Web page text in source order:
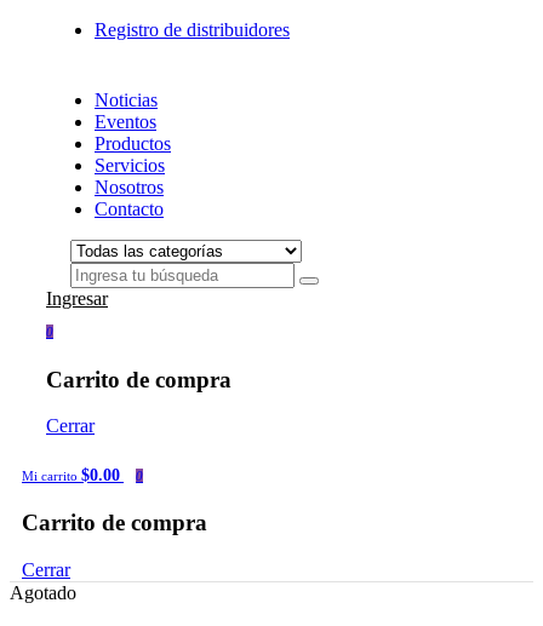
Registro de distribuidores
Noticias
Eventos
Productos
Servicios
Nosotros
Contacto
Ingresar
0
Carrito de compra
Cerrar
Mi carrito $0.00 0
Carrito de compra
Cerrar
Agotado